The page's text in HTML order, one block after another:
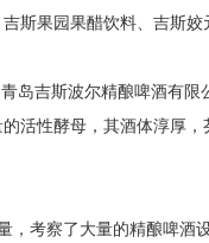
斯果园果醋饮料、吉斯
岛吉斯波尔精酿啤酒有
活性酵母，其酒体淳厚
考察了大量的精酿啤